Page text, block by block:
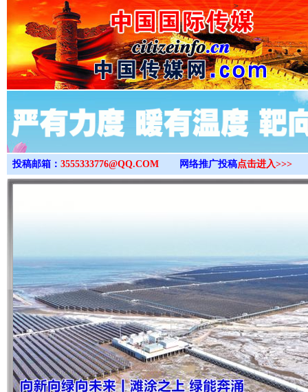
>
投稿邮箱： 3555333776@QQ.COM 网络推广投稿点击进入>>>